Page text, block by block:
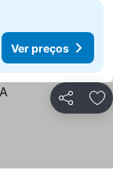
Ver preços
Partilhar